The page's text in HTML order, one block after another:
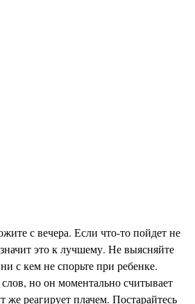
с вечера. Если что-то пойдет не
это к лучшему. Не выясняйте
с кем не спорьте при ребенке.
но он моментально считывает
же реагирует плачем. Постарайтесь